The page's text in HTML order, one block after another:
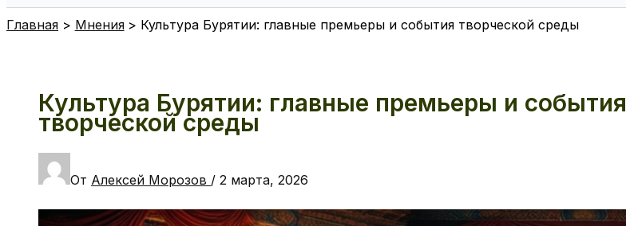
Главная Мнения Культура Бурятии: главные премьеры и события творческой среды
Культура Бурятии: главные премьеры и события
творческой среды
От Алексей Морозов / 2 марта, 2026